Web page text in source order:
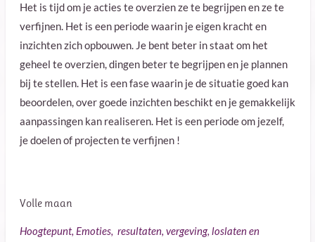
Het is tijd om je acties te overzien ze te begrijpen en ze te
verfijnen. Het is een periode waarin je eigen kracht en
inzichten zich opbouwen. Je bent beter in staat om het
geheel te overzien, dingen beter te begrijpen en je plannen
bij te stellen. Het is een fase waarin je de situatie goed kan
beoordelen, over goede inzichten beschikt en je gemakkelijk
aanpassingen kan realiseren. Het is een periode om jezelf,
je doelen of projecten te verfijnen !
Volle maan
Hoogtepunt, Emoties, resultaten, vergeving, loslaten en